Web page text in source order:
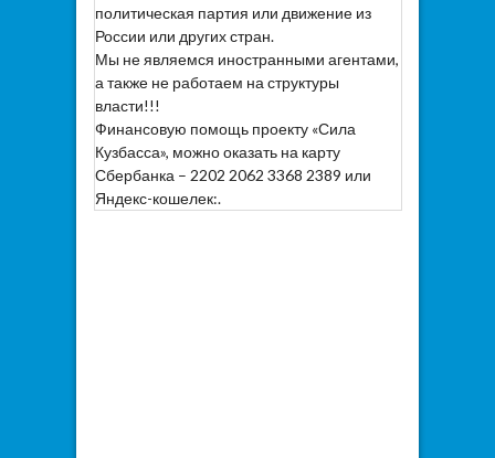
политическая партия или движение из
России или других стран.
Мы не являемся иностранными агентами,
а также не работаем на структуры
власти!!!
Финансовую помощь проекту «Сила
Кузбасса», можно оказать на карту
Сбербанка – 2202 2062 3368 2389 или
Яндекс-кошелек:.